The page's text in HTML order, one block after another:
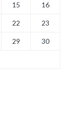
15 16
22 23
29 30